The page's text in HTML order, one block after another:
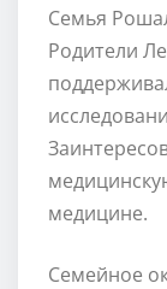
Семья
Родители
медицине.
Семейное